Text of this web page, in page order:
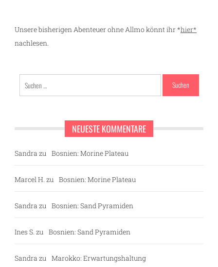
Unsere bisherigen Abenteuer ohne Allmo könnt ihr *hier*
nachlesen.
nach:
NEUESTE KOMMENTARE
Sandra zu Bosnien: Morine Plateau
Marcel H. zu Bosnien: Morine Plateau
Sandra zu Bosnien: Sand Pyramiden
Ines S. zu Bosnien: Sand Pyramiden
Sandra zu Marokko: Erwartungshaltung